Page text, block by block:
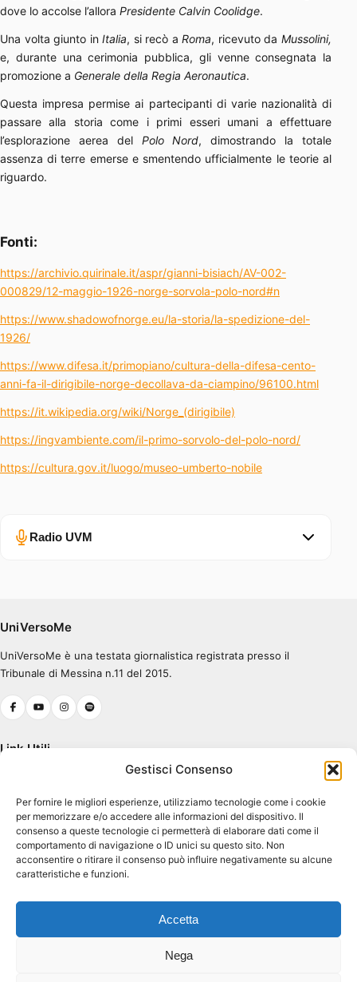
Gestisci Consenso
Per fornire le migliori esperienze, utilizziamo tecnologie come i cookie
per memorizzare e/o accedere alle informazioni del dispositivo. Il
consenso a queste tecnologie ci permetterà di elaborare dati come il
comportamento di navigazione o ID unici su questo sito. Non
acconsentire o ritirare il consenso può influire negativamente su alcune
caratteristiche e funzioni.
Accetta
Nega
Radio UVM
0:00
dove lo accolse l’allora Presidente Calvin Coolidge.
Una volta giunto inItalia, si recò aRoma, ricevuto daMussolini,
e, durante una cerimonia pubblica, gli venne consegnata la
promozione a Generale della Regia Aeronautica.
Questa impresa permise ai partecipanti di varie nazionalità di
passare alla storia come i primi esseri umani a effettuare
l’esplorazione aerea del Polo Nord, dimostrando la totale
assenza di terre emerse e smentendo ufficialmente le teorie al
riguardo.
Fonti:
https://archivio.quirinale.it/aspr/gianni-bisiach/AV-002-
000829/12-maggio-1926-norge-sorvola-polo-nord#n
https://www.shadowofnorge.eu/la-storia/la-spedizione-del-
1926/
https://www.difesa.it/primopiano/cultura-della-difesa-cento-
anni-fa-il-dirigibile-norge-decollava-da-ciampino/96100.html
https://it.wikipedia.org/wiki/Norge_(dirigibile)
https://ingvambiente.com/il-primo-sorvolo-del-polo-nord/
https://cultura.gov.it/luogo/museo-umberto-nobile
UniVersoMe
UniVersoMe è una testata giornalistica registrata presso il
Tribunale di Messina n.11 del 2015.
Link Utili
Cookie Policy (UE)
Terms & Conditions
Contatti
Piazza Pugliatti, 1
Dir. Resp. Antonio Tavilla